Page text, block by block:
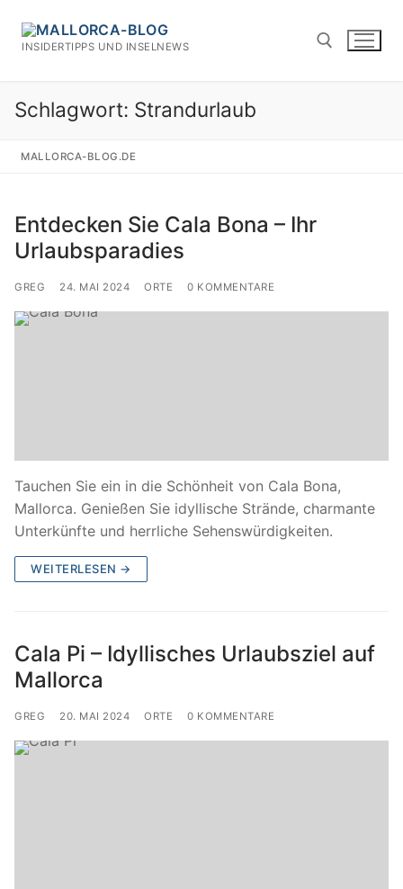
Inhalt
springen
INSIDERTIPPS UND INSELNEWS
Schlagwort: Strandurlaub
MALLORCA-BLOG.DE
Entdecken Sie Cala Bona – Ihr
Urlaubsparadies
GREG 24. MAI 2024 ORTE 0 KOMMENTARE
Tauchen Sie ein in die Schönheit von Cala Bona,
Mallorca. Genießen Sie idyllische Strände, charmante
Unterkünfte und herrliche Sehenswürdigkeiten.
WEITERLESEN →
Cala Pi – Idyllisches Urlaubsziel auf
Mallorca
GREG 20. MAI 2024 ORTE 0 KOMMENTARE